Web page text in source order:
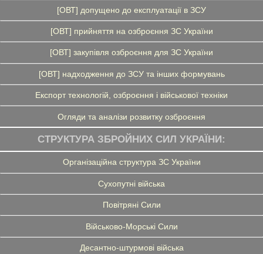
[ОВТ] допущено до експлуатації в ЗСУ
[ОВТ] прийняття на озброєння ЗС України
[ОВТ] закупівля озброєння для ЗС України
[ОВТ] надходження до ЗСУ та інших формувань
Експорт технологій, озброєння і військової техніки
Огляди та аналізи розвитку озброєння
СТРУКТУРА ЗБРОЙНИХ СИЛ УКРАЇНИ:
Організаційна структура ЗС України
Сухопутні війська
Повітряні Сили
Військово-Морські Сили
Десантно-штурмові війська